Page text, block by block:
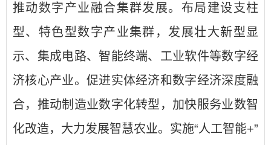
推动数字产业融合集群发展。布局建设支柱
型、特色型数字产业集群，发展壮大新型显
示、集成电路、智能终端、工业软件等数字经
济核心产业。促进实体经济和数字经济深度融
合，推动制造业数字化转型，加快服务业数智
化改造，大力发展智慧农业。实施“人工智能+”